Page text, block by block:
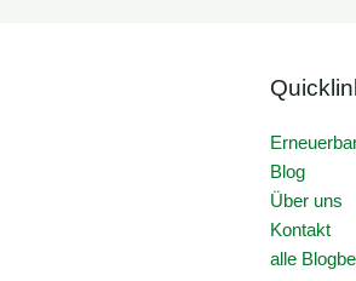
Blog
Über uns
Kontakt
alle